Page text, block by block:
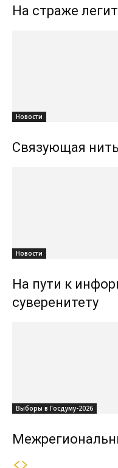
На страже
Новости
Связующая
Новости
На пути к
суверенитету
Выборы в Госдуму-2026